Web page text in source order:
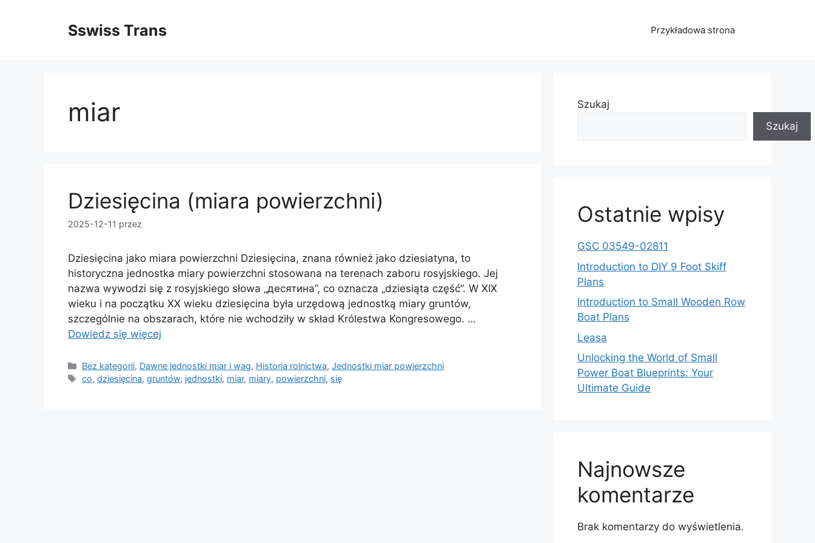
Sswiss Trans Przykładowa strona
miar
Dziesięcina (miara powierzchni)
2025-12-11 przez
Dziesięcina jako miara powierzchni Dziesięcina, znana również jako dziesiatyna, to
historyczna jednostka miary powierzchni stosowana na terenach zaboru rosyjskiego. Jej
nazwa wywodzi się z rosyjskiego słowa „десятина”, co oznacza „dziesiąta część”. W XIX
wieku i na początku XX wieku dziesięcina była urzędową jednostką miary gruntów,
szczególnie na obszarach, które nie wchodziły w skład Królestwa Kongresowego. …
Dowiedz się więcej
Kategorie
Bez kategorii, Dawne jednostki miar i wag, Historia rolnictwa,Jednostki miar powierzchni
Tagi
co,dziesięcina,gruntów, jednostki, miar, miary, powierzchni, się
Szukaj
Szukaj
Ostatnie wpisy
GSC 03549-02811
Introduction to DIY 9 Foot Skiff
Plans
Introduction to Small Wooden Row
Boat Plans
Leasa
Unlocking the World of Small
Power Boat Blueprints: Your
Ultimate Guide
Najnowsze
komentarze
Brak komentarzy do wyświetlenia.